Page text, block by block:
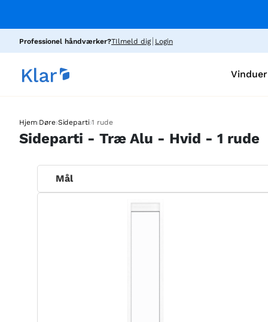
Professionel håndværker?TIlmeld dig Login
Vinduer
Hjem›Døre›Sideparti›1 rude
Sideparti - Træ Alu - Hvid - 1 rude
Mål